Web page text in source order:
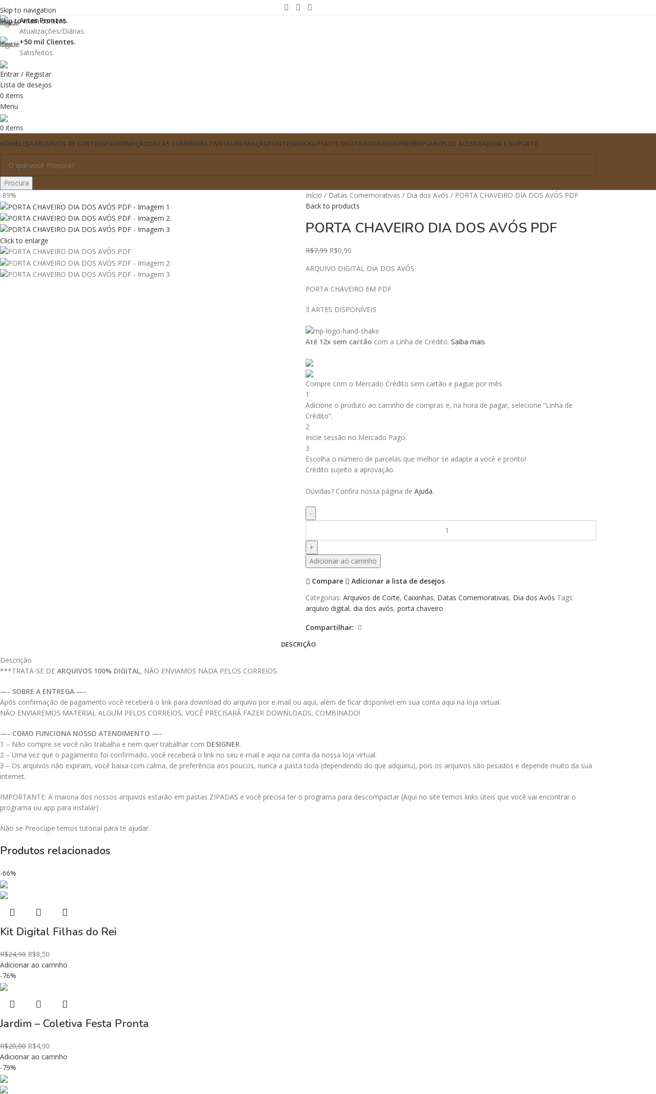
Skip to navigation
Skip to main content
Artes Prontas.
Atualizações/Diárias.
+50 mil Clientes.
Satisfeitos.
Entrar / Registar
Lista de desejos
0 items
Menu
0 items
HOMELOJAARQUIVOS DE CORTEENCADERNAÇÃODATAS COMEMORATIVASSUBLIMAÇÃOFONTESMOCKUPSKITS DIGITAISDIVERSOSFREEBIEPLANOS DE ACESSOAJUDA E SUPORTE
Procura
-89%
Click to enlarge
Início Datas Comemorativas Dia dos Avós
PORTA CHAVEIRO DIA DOS AVÓS PDF
Back to products
PORTA CHAVEIRO DIA DOS AVÓS PDF
R$7,99 R$0,90
ARQUIVO DIGITAL DIA DOS AVÓS
PORTA CHAVEIRO EM PDF
3 ARTES DISPONÍVEIS
Até 12x sem cartão com a Linha de Crédito. Saiba mais
Compre com o Mercado Crédito sem cartão e pague por mês
1
Adicione o produto ao carrinho de compras e, na hora de pagar, selecione “Linha de
Crédito”.
2
Inicie sessão no Mercado Pago.
3
Escolha o número de parcelas que melhor se adapte a você e pronto!
Crédito sujeito a aprovação.
Dúvidas? Confira nossa página de Ajuda.
Adicionar ao carrinho
Compare
Adicionar a lista de desejos
Categorias: Arquivos de Corte, Caixinhas, Datas Comemorativas, Dia dos Avós Tags:
arquivo digital, dia dos avós, porta chaveiro
Compartilhar:
DESCRIÇÃO
Descrição
***TRATA-SE DE ARQUIVOS 100% DIGITAL, NÃO ENVIAMOS NADA PELOS CORREIOS.
—- SOBRE A ENTREGA —-
Após confirmação de pagamento você receberá o link para download do arquivo por e-mail ou aqui, além de ficar disponível em sua conta aqui na loja virtual.
NÃO ENVIAREMOS MATERIAL ALGUM PELOS CORREIOS, VOCÊ PRECISARÁ FAZER DOWNLOADS, COMBINADO!
—- COMO FUNCIONA NOSSO ATENDIMENTO —-
1 – Não compre se você não trabalha e nem quer trabalhar com DESIGNER.
2 – Uma vez que o pagamento foi confirmado, você receberá o link no seu e-mail e aqui na conta da nossa loja virtual.
3 – Os arquivos não expiram, você baixa com calma, de preferência aos poucos, nunca a pasta toda (dependendo do que adquiriu), pois os arquivos são pesados e depende muito da sua
internet.
IMPORTANTE: A maioria dos nossos arquivos estarão em pastas ZIPADAS e você precisa ter o programa para descompactar (Aqui no site temos links úteis que você vai encontrar o
programa ou app para instalar).
Não se Preocupe temos tutorial para te ajudar.
Produtos relacionados
-66%
Kit Digital Filhas do Rei
R$24,90 R$8,50
Adicionar ao carrinho
-76%
Jardim – Coletiva Festa Pronta
R$20,00 R$4,90
Adicionar ao carrinho
-79%